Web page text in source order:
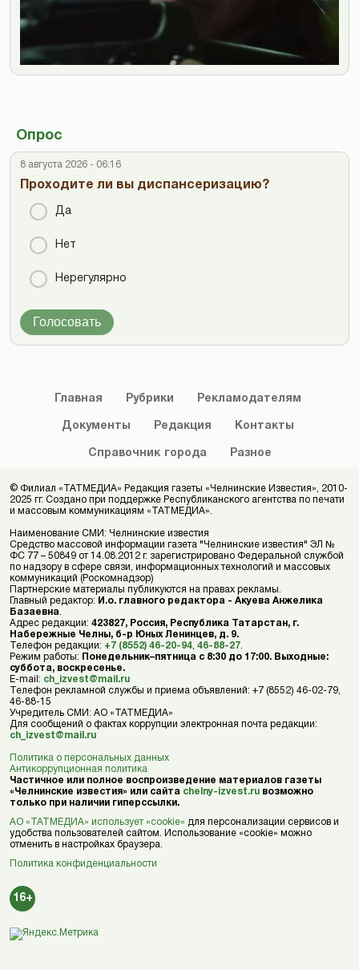
Опрос
8 августа 2026 - 06:16
Проходите ли вы диспансеризацию?
Да
Нет
Нерегулярно
Голосовать
Главная Рубрики Рекламодателям
Документы Редакция Контакты
Справочник города Разное
© Филиал «ТАТМЕДИА» Редакция газеты «Челнинские Известия», 2010-
2025 гг. Создано при поддержке Республиканского агентства по печати
и массовым коммуникациям «ТАТМЕДИА».
Наименование СМИ: Челнинские известия
Средство массовой информации газета "Челнинские известия" ЭЛ №
ФС 77 – 50849 от 14.08.2012 г. зарегистрировано Федеральной службой
по надзору в сфере связи, информационных технологий и массовых
коммуникаций (Роскомнадзор)
Партнерские материалы публикуются на правах рекламы.
Главный редактор: И.о. главного редактора - Акуева Анжелика
Базаевна
Адрес редакции: 423827, Россия, Республика Татарстан, г.
Набережные Челны, б-р Юных Ленинцев, д. 9.
Телефон редакции: +7 (8552) 46-20-94 46-88-27
Режим работы: Понедельник–пятница с 8:30 до 17:00. Выходные:
суббота, воскресенье.
E-mail: ch_izvest@mail.ru
Телефон рекламной службы и приема объявлений: +7 (8552) 46-02-79,
46-88-15
Учредитель СМИ: АО «ТАТМЕДИА»
Для сообщений о фактах коррупции электронная почта редакции:
ch_izvest@mail.ru
Политика о персональных данных
Антикоррупционная политика
Частичное или полное воспроизведение материалов газеты
«Челнинские известия» или сайта chelny-izvest.ru возможно
только при наличии гиперссылки.
АО «ТАТМЕДИА» использует «cookie» для персонализации сервисов и
удобства пользователей сайтом. Использование «cookie» можно
отменить в настройках браузера.
Политика конфиденциальности
16+